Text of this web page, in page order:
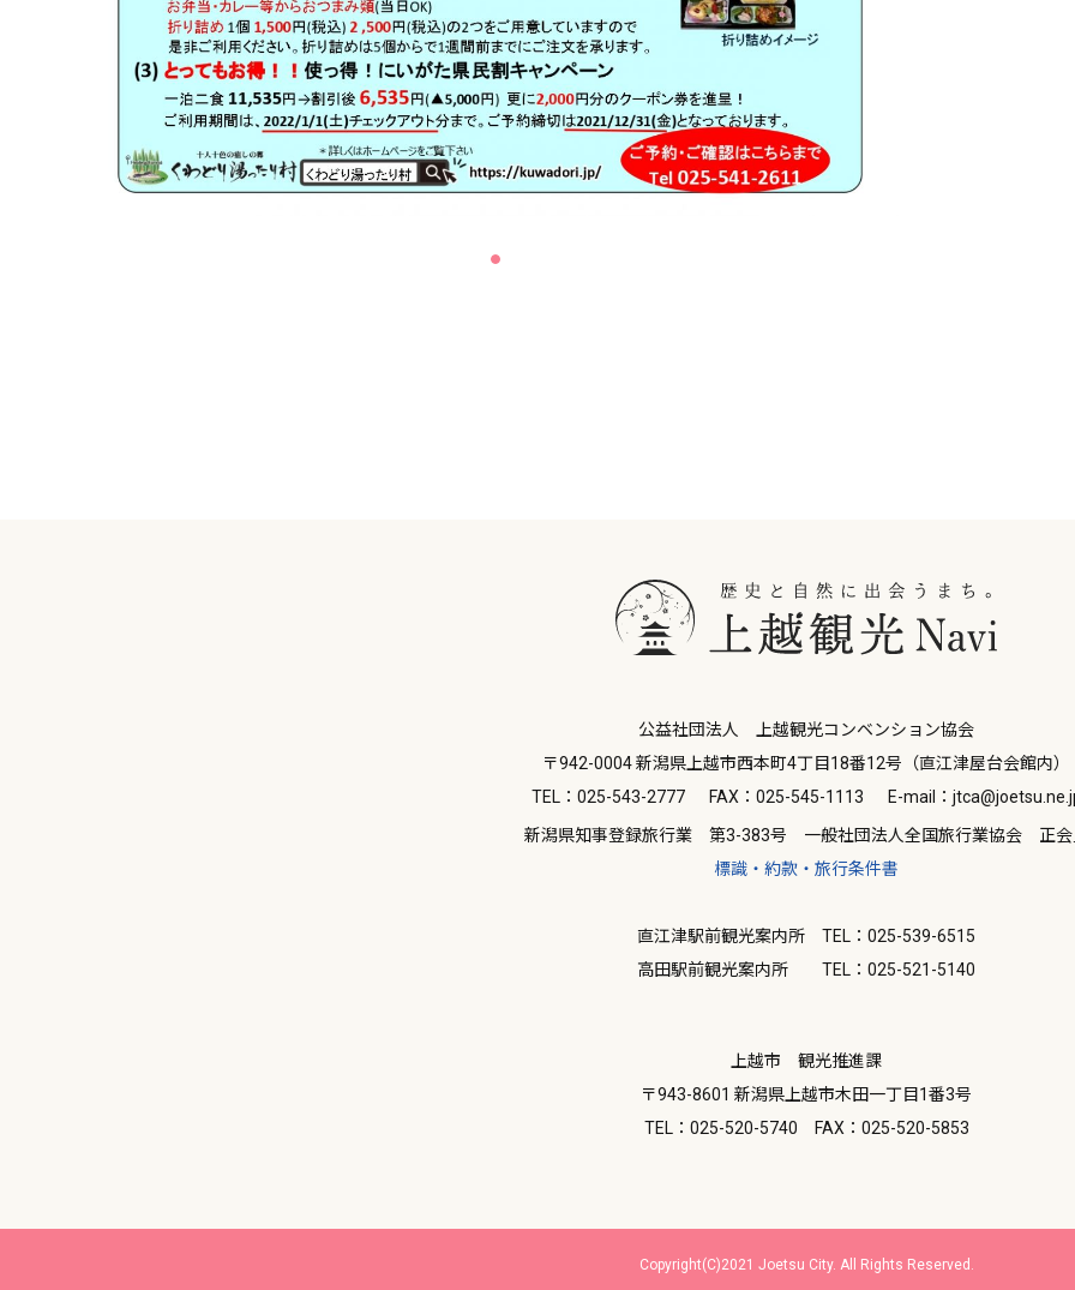
公益社団法人 上越観光コンベンション協会
〒942-0004 新潟県上越市西本町4丁目18番12号（直江津屋台会館内）
TEL：025-543-2777
FAX：025-545-1113
E-mail：
新潟県知事登録旅行業 第3-383号 一般社団法人全国旅行業協会 正会
標識・約款・旅行条件書
直江津駅前観光案内所 TEL：025-539-6515
高田駅前観光案内所 TEL：025-521-5140
上越市 観光推進課
〒943-8601 新潟県上越市木田一丁目1番3号
TEL：025-520-5740
FAX：025-520-5853
Copyright(C)2021 Joetsu City. All Rights Reserved.